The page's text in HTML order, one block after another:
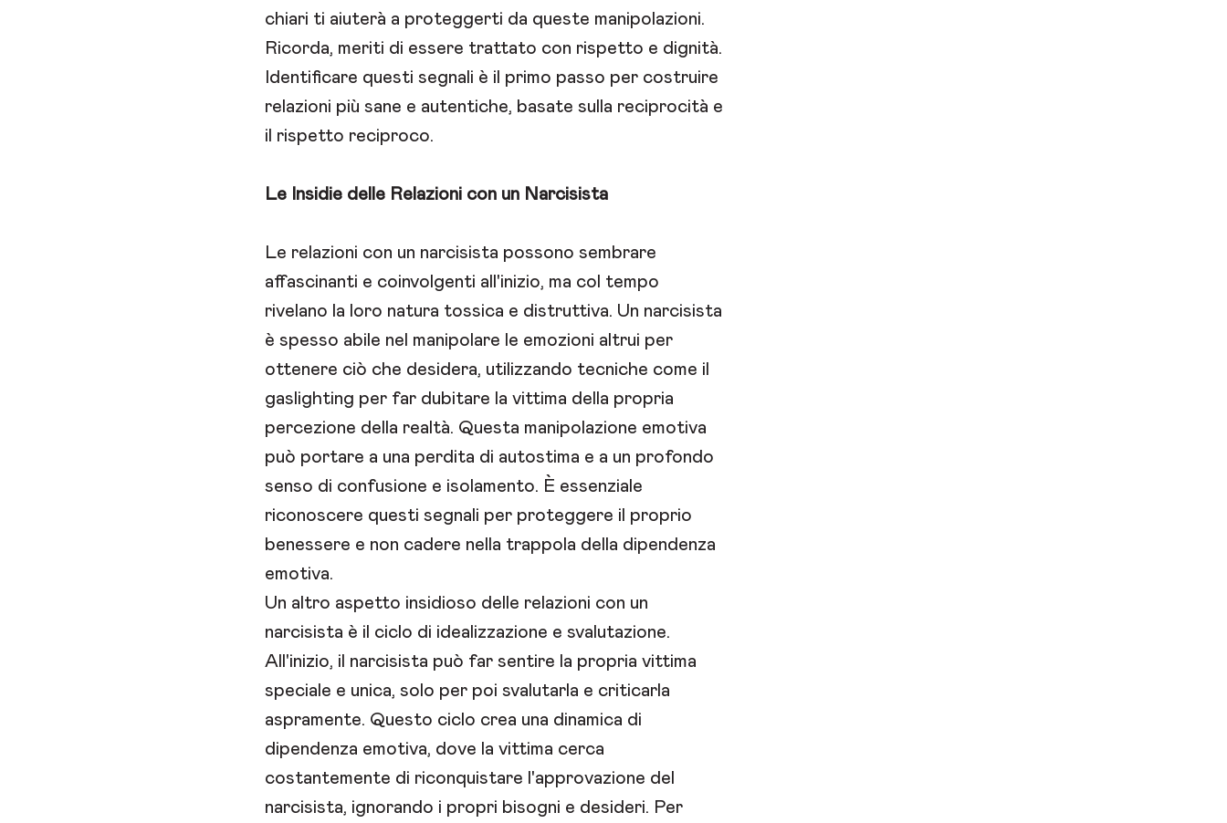
chiari ti aiuterà a proteggerti da queste manipolazioni.
Ricorda, meriti di essere trattato con rispetto e dignità.
Identificare questi segnali è il primo passo per costruire
relazioni più sane e autentiche, basate sulla reciprocità e
il rispetto reciproco.
Le Insidie delle Relazioni con un Narcisista
Le relazioni con un narcisista possono sembrare
affascinanti e coinvolgenti all'inizio, ma col tempo
rivelano la loro natura tossica e distruttiva. Un narcisista
è spesso abile nel manipolare le emozioni altrui per
ottenere ciò che desidera, utilizzando tecniche come il
gaslighting per far dubitare la vittima della propria
percezione della realtà. Questa manipolazione emotiva
può portare a una perdita di autostima e a un profondo
senso di confusione e isolamento. È essenziale
riconoscere questi segnali per proteggere il proprio
benessere e non cadere nella trappola della dipendenza
emotiva.
Un altro aspetto insidioso delle relazioni con un
narcisista è il ciclo di idealizzazione e svalutazione.
All'inizio, il narcisista può far sentire la propria vittima
speciale e unica, solo per poi svalutarla e criticarla
aspramente. Questo ciclo crea una dinamica di
dipendenza emotiva, dove la vittima cerca
costantemente di riconquistare l'approvazione del
narcisista, ignorando i propri bisogni e desideri. Per